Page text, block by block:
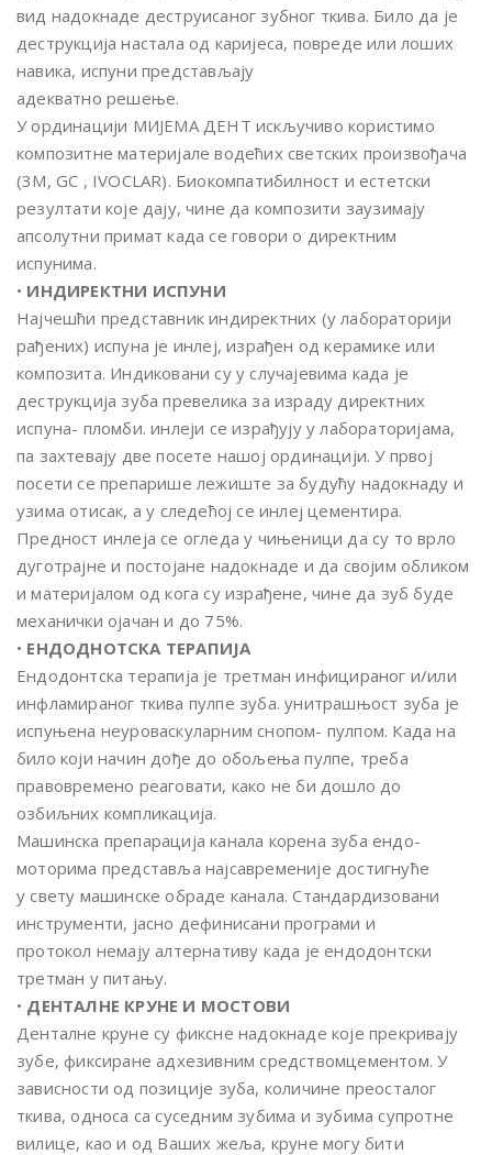
вид надокнаде деструисаног зубног ткива. Било да је
деструкција настала од каријеса, повреде или лоших
навика, испуни представљају
адекватно решење.
У ординацији МИЈЕМА ДЕНТ искључиво користимо
композитне материјале водећих светских произвођача
(3M, GC , IVOCLAR). Биокомпатибилност и естетски
резултати које дају, чине да композити заузимају
апсолутни примат када се говори о директним
испунима.
• ИНДИРЕКТНИ ИСПУНИ
Најчешћи представник индиректних (у лабораторији
рађених) испуна је инлеј, израђен од керамике или
композита. Индиковани су у случајевима када је
деструкција зуба превелика за израду директних
испуна- пломби. инлеји се израђују у лабораторијама,
па захтевају две посете нашој ординацији. У првој
посети се препарише лежиште за будућу надокнаду и
узима отисак, а у следећој се инлеј цементира.
Предност инлеја се огледа у чињеници да су то врло
дуготрајне и постојане надокнаде и да својим обликом
и материјалом од кога су израђене, чине да зуб буде
механички ојачан и до 75%.
• ЕНДОДНОТСКА ТЕРАПИЈА
Ендодонтска терапија је третман инфицираног и/или
инфламираног ткива пулпе зуба. унитрашњост зуба је
испуњена неуроваскуларним снопом- пулпом. Када на
било који начин дође до обољења пулпе, треба
правовремено реаговати, како не би дошло до
озбиљних компликација.
Машинска препарација канала корена зуба ендо-
моторима представља најсавременије достигнуће
у свету машинске обраде канала. Стандардизовани
инструменти, јасно дефинисани програми и
протокол немају алтернативу када је ендодонтски
третман у питању.
• ДЕНТАЛНЕ КРУНЕ И МОСТОВИ
Денталне круне су фиксне надокнаде које прекривају
зубе, фиксиране адхезивним средствомцементом. У
зависности од позиције зуба, количине преосталог
ткива, односа са суседним зубима и зубима супротне
вилице, као и од Ваших жеља, круне могу бити